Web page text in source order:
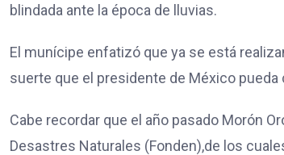
blindada ante la época de lluvias.
El munícipe enfatizó que ya se está
suerte que el presidente de México
Cabe recordar que el año pasado Morón
Desastres Naturales (Fonden),de los